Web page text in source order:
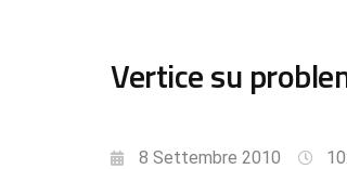
Vertice su
8 Settembre 2010